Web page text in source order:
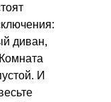
диван,
И